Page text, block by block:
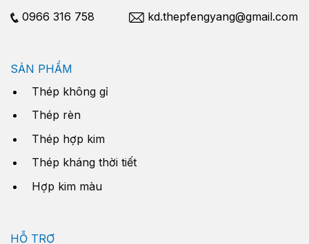
0966 316 758 kd.thepfengyang@gmail.com
SẢN PHẨM
Thép không gỉ
Thép rèn
Thép hợp kim
Thép kháng thời tiết
Hợp kim màu
HỖ TRỢ